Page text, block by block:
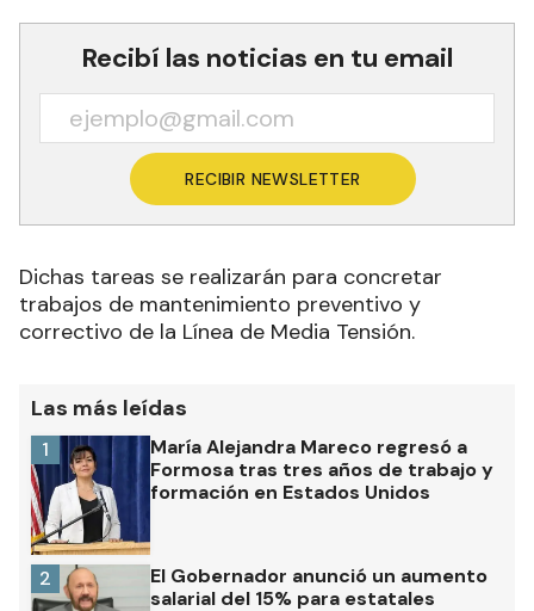
Recibí las noticias en tu email
RECIBIR NEWSLETTER
Dichas tareas se realizarán para concretar
trabajos de mantenimiento preventivo y
correctivo de la Línea de Media Tensión.
Las más leídas
María Alejandra Mareco regresó a
Formosa tras tres años de trabajo y
formación en Estados Unidos
1
El Gobernador anunció un aumento
salarial del 15% para estatales
2